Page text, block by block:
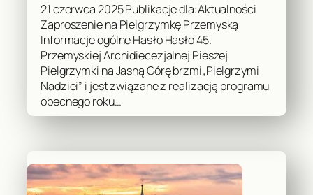
21 czerwca 2025 Publikacje dla:Aktualności
Zaproszenie na Pielgrzymkę Przemyską
Informacje ogólne Hasło Hasło 45.
Przemyskiej Archidiecezjalnej Pieszej
Pielgrzymki na Jasną Górę brzmi„Pielgrzymi
Nadziei” i jest związane z realizacją programu
obecnego roku…